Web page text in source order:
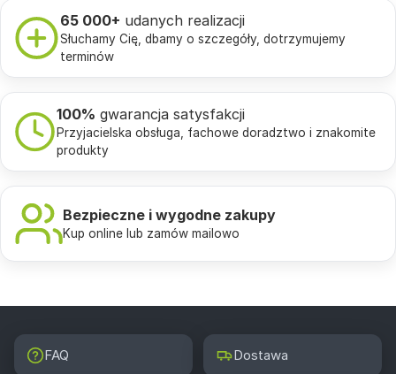
65 000+ udanych realizacji
Słuchamy Cię, dbamy o szczegóły, dotrzymujemy
terminów
100% gwarancja satysfakcji
Przyjacielska obsługa, fachowe doradztwo i znakomite
produkty
Bezpieczne i wygodne zakupy
Kup online lub zamów mailowo
FAQ Dostawa